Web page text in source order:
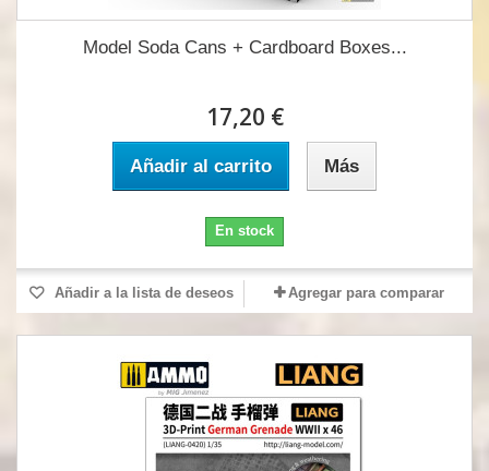
Model Soda Cans + Cardboard Boxes...
17,20 €
Añadir al carrito Más
En stock
Añadir a la lista de deseos Agregar para comparar